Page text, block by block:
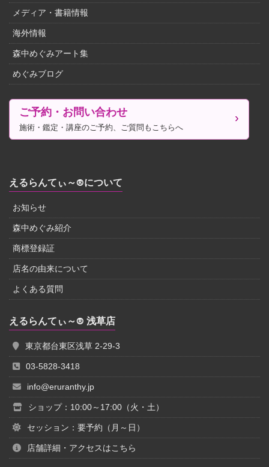
メディア・書籍情報
海外情報
森中めぐみアート集
めぐみブログ
ご予約・お問い合わせ
施術・鑑定・講座のご予約、ご質問もこちらへ
えるらんてぃ～®について
お知らせ
森中めぐみ紹介
商標登録証
店名の由来について
よくある質問
えるらんてぃ～® 浅草店
東京都台東区浅草 2-29-3
03-5828-3418
info@eruranthy.jp
ショップ：10:00～17:00（火・土）
セッション：要予約（月～日）
店舗詳細・アクセスはこちら